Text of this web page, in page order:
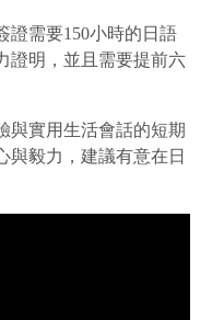
證需要150小時的日語
證明，並且需要提前六
與實用生活會話的短期
與毅力，建議有意在日